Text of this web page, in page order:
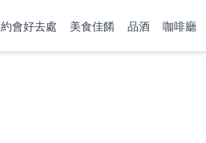
約會好去處 美食佳餚 品酒 咖啡廳